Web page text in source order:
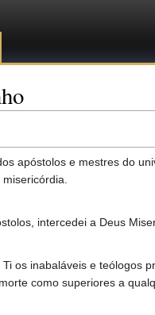
apóstolos e mestres do
intercedei a Deus
Ti os inabaláveis e teólogos
como superiores a